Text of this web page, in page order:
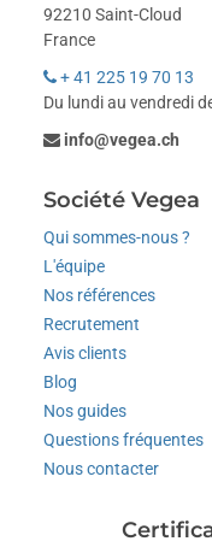
92210 Saint-Cloud
France
+ 41 225 19 70 13
Du lundi au vendredi
info@vegea.ch
Société Vegea
Qui sommes-nous ?
L'équipe
Nos références
Recrutement
Avis clients
Blog
Nos guides
Questions fréquentes
Nous contacter